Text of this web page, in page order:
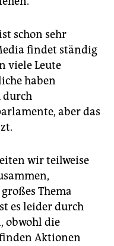
schon sehr
findet ständig
viele Leute
haben
durch
aber das
wir teilweise
Thema
es leider durch
obwohl die
Aktionen